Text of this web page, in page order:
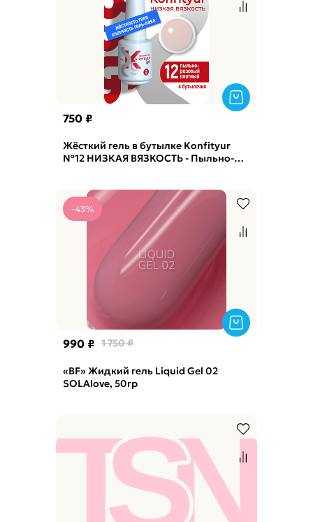
750 ₽
Жёсткий гель в бутылке Konfityur
№12 НИЗКАЯ ВЯЗКОСТЬ - Пыльно-
-43%
990 ₽ 1 750 ₽
«BF» Жидкий гель Liquid Gel 02
SOLAlove, 50гр